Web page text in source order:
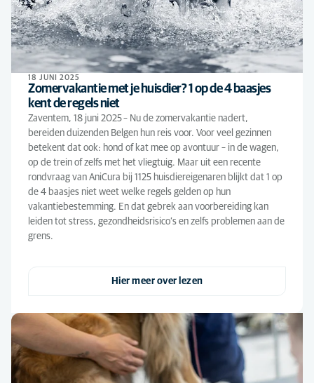
18 JUNI 2025
Zomervakantie met je huisdier? 1 op de 4 baasjes
kent de regels niet
Zaventem, 18 juni 2025 – Nu de zomervakantie nadert,
bereiden duizenden Belgen hun reis voor. Voor veel gezinnen
betekent dat ook: hond of kat mee op avontuur – in de wagen,
op de trein of zelfs met het vliegtuig. Maar uit een recente
rondvraag van AniCura bij 1125 huisdiereigenaren blijkt dat 1 op
de 4 baasjes niet weet welke regels gelden op hun
vakantiebestemming. En dat gebrek aan voorbereiding kan
leiden tot stress, gezondheidsrisico’s en zelfs problemen aan de
grens.
Hier meer over lezen